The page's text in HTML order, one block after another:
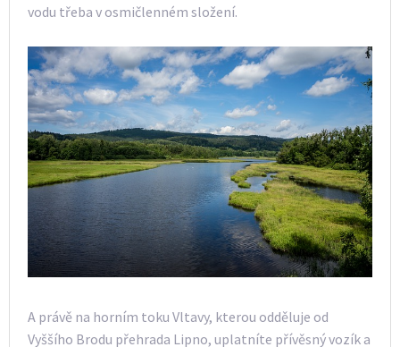
vodu třeba v osmičlenném složení.
A právě na horním toku Vltavy, kterou odděluje od
Vyššího Brodu přehrada Lipno, uplatníte přívěsný vozík a